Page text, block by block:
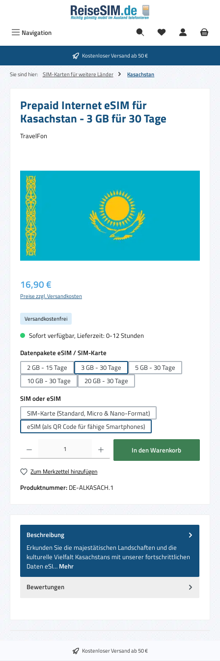
Zum Hauptinhalt springen
Navigation
Kostenloser Versand ab 50 €
Sie sind hier: SIM-Karten für weitere Länder Kasachstan
Prepaid Internet eSIM für
Kasachstan - 3 GB für 30 Tage
TravelFon
Regulärer Preis:
16,90 €
Preise zzgl. Versandkosten
Versandkostenfrei
Sofort verfügbar, Lieferzeit: 0-12 Stunden
Datenpakete eSIM / SIM-Karte
2 GB - 15 Tage
3 GB - 30 Tage
5 GB - 30 Tage
10 GB - 30 Tage
20 GB - 30 Tage
SIM oder eSIM
SIM-Karte (Standard, Micro & Nano-Format)
eSIM (als QR Code für fähige Smartphones)
Produkt Anzahl: Gib den gewünschten Wert ein oder benutze die Schaltflächen um
In den Warenkorb
Zum Merkzettel hinzufügen
Produktnummer: DE-ALKASACH.1
Beschreibung
Erkunden Sie die majestätischen Landschaften und die
kulturelle Vielfalt Kasachstans mit unserer fortschrittlichen
Daten eSI… Mehr
Bewertungen
Kostenloser Versand ab 50 €